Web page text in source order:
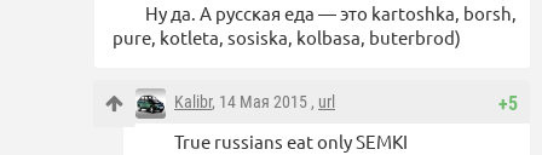
Ну да. А русская еда — это kartoshka, borsh,
pure, kotleta, sosiska, kolbasa, buterbrod)
+5
Kalibr, 14 Мая 2015 , url
True russians eat only SEMKI